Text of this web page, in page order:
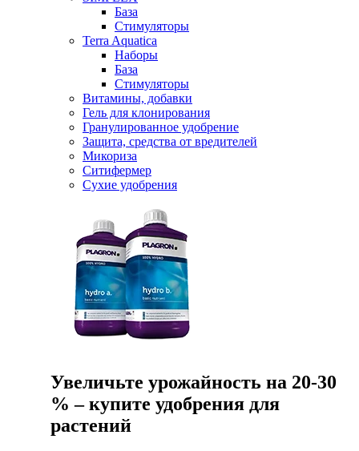
База
Стимуляторы
Terra Aquatica
Наборы
База
Стимуляторы
Витамины, добавки
Гель для клонирования
Гранулированное удобрение
Защита, средства от вредителей
Микориза
Ситифермер
Сухие удобрения
Увеличьте урожайность на 20-30
% – купите удобрения для
растений